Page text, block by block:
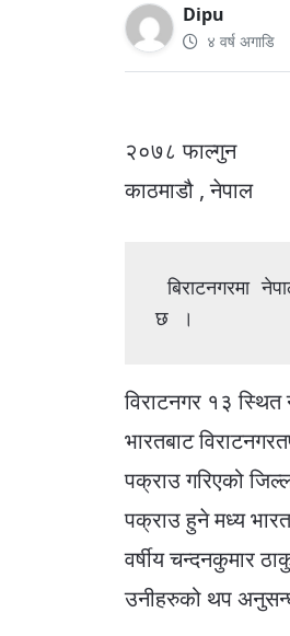
Dipu
४ वर्ष अगाडि
२०७८ फाल्गुन
काठमाडौ , नेपाल
बिराटनगरमा नेपाल प्रहरीले नक्क्लि नोट सहित  तीन जना भारतिय नागरिकहरुलाइ पक्राउ गरेको
छ ।
विराटनगर १३
भारतबाट
पक्राउ गरिएको
पक्राउ हुने मध्य
वर्षीय चन्दनकुमार
उनीहरुको थप